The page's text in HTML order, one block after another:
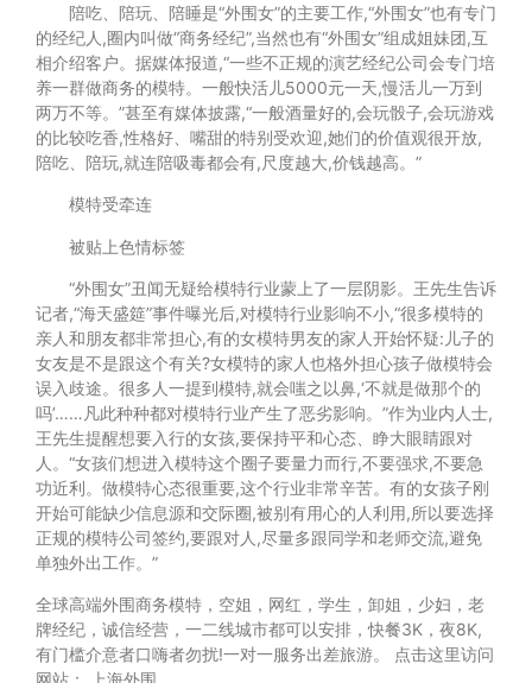
陪吃、陪玩、陪睡是“外围女”的主要工作,“外围女”也有专门
的经纪人,圈内叫做“商务经纪”,当然也有“外围女”组成姐妹团,互
相介绍客户。据媒体报道,“一些不正规的演艺经纪公司会专门培
养一群做商务的模特。一般快活儿5000元一天,慢活儿一万到
两万不等。”甚至有媒体披露,“一般酒量好的,会玩骰子,会玩游戏
的比较吃香,性格好、嘴甜的特别受欢迎,她们的价值观很开放,
陪吃、陪玩,就连陪吸毒都会有,尺度越大,价钱越高。”
模特受牵连
被贴上色情标签
“外围女”丑闻无疑给模特行业蒙上了一层阴影。王先生告诉
记者,“海天盛筵”事件曝光后,对模特行业影响不小,“很多模特的
亲人和朋友都非常担心,有的女模特男友的家人开始怀疑:儿子的
女友是不是跟这个有关?女模特的家人也格外担心孩子做模特会
误入歧途。很多人一提到模特,就会嗤之以鼻,‘不就是做那个的
吗’……凡此种种都对模特行业产生了恶劣影响。”作为业内人士,
王先生提醒想要入行的女孩,要保持平和心态、睁大眼睛跟对
人。“女孩们想进入模特这个圈子要量力而行,不要强求,不要急
功近利。做模特心态很重要,这个行业非常辛苦。有的女孩子刚
开始可能缺少信息源和交际圈,被别有用心的人利用,所以要选择
正规的模特公司签约,要跟对人,尽量多跟同学和老师交流,避免
单独外出工作。”
全球高端外围商务模特，空姐，网红，学生，卸姐，少妇，老
牌经纪，诚信经营，一二线城市都可以安排，快餐3K，夜8K,
有门槛介意者口嗨者勿扰!一对一服务出差旅游。 点击这里访问